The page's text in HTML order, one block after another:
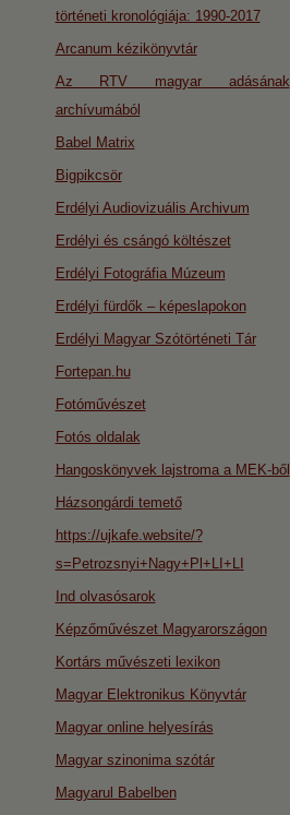
történeti kronológiája: 1990-2017
Arcanum kézikönyvtár
Az RTV magyar adásának
archívumából
Babel Matrix
Bigpikcsör
Erdélyi Audiovizuális Archivum
Erdélyi és csángó költészet
Erdélyi Fotográfia Múzeum
Erdélyi fürdők – képeslapokon
Erdélyi Magyar Szótörténeti Tár
Fortepan.hu
Fotóművészet
Fotós oldalak
Hangoskönyvek lajstroma a MEK-ből
Házsongárdi temető
https://ujkafe.website/?
s=Petrozsnyi+Nagy+Pl+LI+LI
Ind olvasósarok
Képzőművészet Magyarországon
Kortárs művészeti lexikon
Magyar Elektronikus Könyvtár
Magyar online helyesírás
Magyar szinonima szótár
Magyarul Babelben